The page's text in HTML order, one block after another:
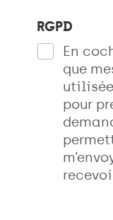
RGPD
En
que
pour